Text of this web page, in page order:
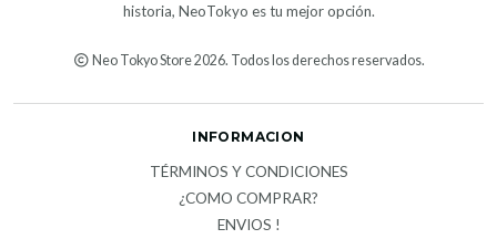
historia, NeoTokyo es tu mejor opción.
Neo Tokyo Store 2026. Todos los derechos reservados.
INFORMACION
TÉRMINOS Y CONDICIONES
¿COMO COMPRAR?
ENVIOS !